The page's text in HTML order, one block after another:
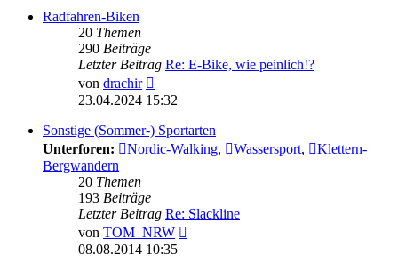
Radfahren-Biken
20 Themen
290 Beiträge
Letzter Beitrag Re: E-Bike, wie peinlich!?
von drachir
Beitrag
23.04.2024 15:32
Sonstige (Sommer-) Sportarten
Unterforen:
Nordic-Walking, Wassersport,
Klettern-
Bergwandern
20 Themen
193 Beiträge
Letzter Beitrag Re: Slackline
von TOM_NRW
08.08.2014 10:35